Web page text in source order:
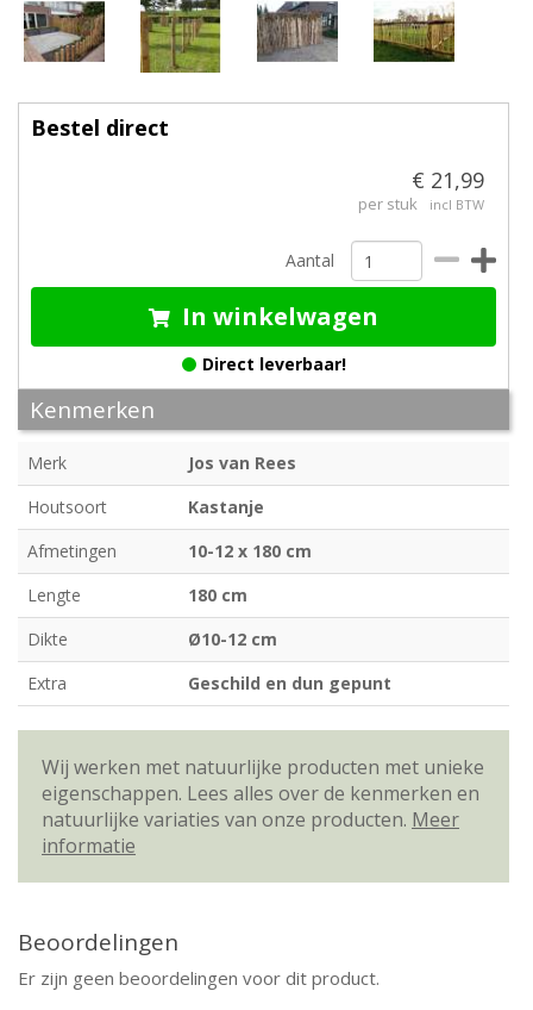
Bestel direct
€ 21,99
per stuk incl BTW
Aantal
In winkelwagen
Direct leverbaar!
Kenmerken
Merk
Jos van Rees
Houtsoort
Kastanje
Afmetingen
10-12 x 180 cm
Lengte
180 cm
Dikte
Ø10-12 cm
Extra
Geschild en dun gepunt
Wij werken met natuurlijke producten met unieke
eigenschappen. Lees alles over de kenmerken en
natuurlijke variaties van onze producten. Meer
informatie
Beoordelingen
Er zijn geen beoordelingen voor dit product.